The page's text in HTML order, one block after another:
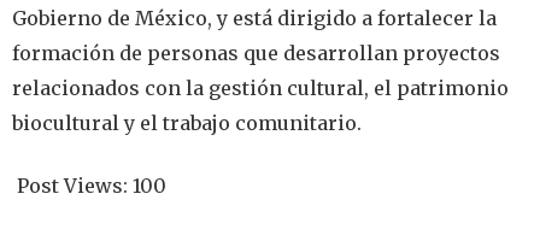
Gobierno de México, y está dirigido a fortalecer la
formación de personas que desarrollan proyectos
relacionados con la gestión cultural, el patrimonio
biocultural y el trabajo comunitario.
Post Views: 100